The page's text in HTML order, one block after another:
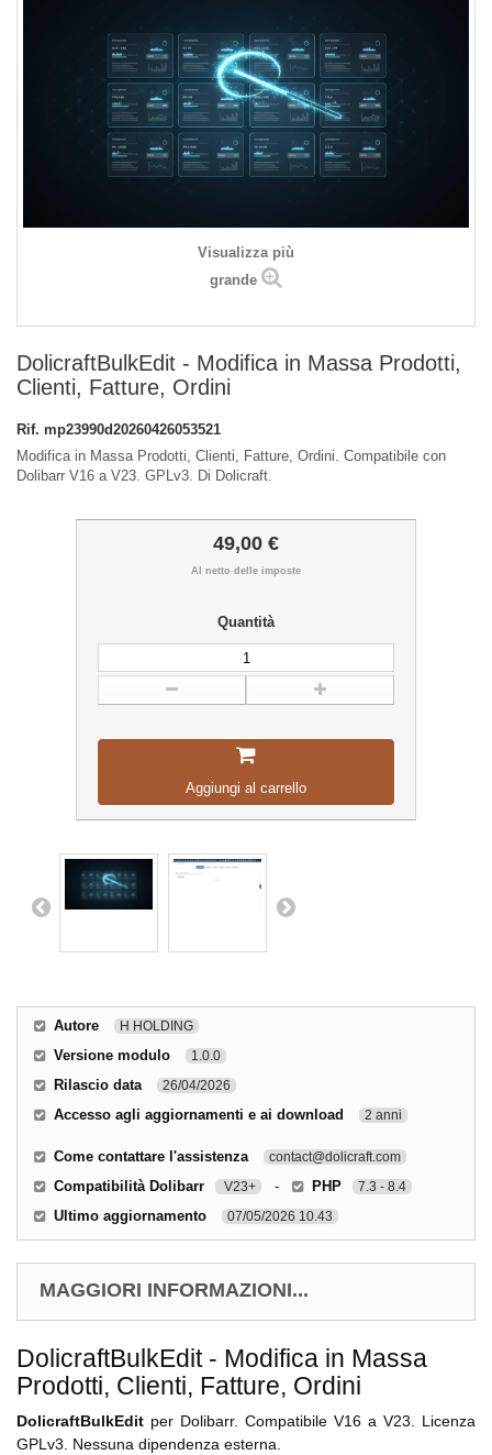
Visualizza più
grande
DolicraftBulkEdit - Modifica in Massa Prodotti,
Clienti, Fatture, Ordini
Rif. mp23990d20260426053521
Modifica in Massa Prodotti, Clienti, Fatture, Ordini. Compatibile con
Dolibarr V16 a V23. GPLv3. Di Dolicraft.
49,00 €
Al netto delle imposte
Quantità
Aggiungi al carrello
Autore H HOLDING
Versione modulo 1.0.0
Rilascio data 26/04/2026
Accesso agli aggiornamenti e ai download 2 anni
Come contattare l'assistenza contact@dolicraft.com
Compatibilità Dolibarr V23+ - PHP 7.3 - 8.4
Ultimo aggiornamento 07/05/2026 10.43
MAGGIORI INFORMAZIONI...
DolicraftBulkEdit - Modifica in Massa
Prodotti, Clienti, Fatture, Ordini
DolicraftBulkEdit per Dolibarr. Compatibile V16 a V23. Licenza
GPLv3. Nessuna dipendenza esterna.